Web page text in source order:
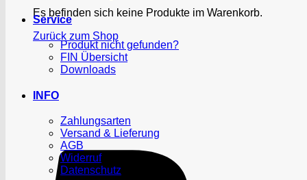
Es befinden sich keine Produkte im Warenkorb.
Zurück zum Shop
Service
Produkt nicht gefunden?
FIN Übersicht
Downloads
INFO
Zahlungsarten
Versand & Lieferung
AGB
Widerruf
Datenschutz